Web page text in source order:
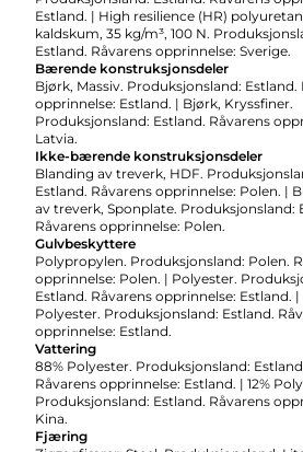
Estland. | High resilience (HR) polyuretan
kaldskum, 35 kg/m³, 100 N.
Estland. Råvarens opprinnelse: Sverige.
Bærende konstruksjonsdeler
Bjørk, Massiv. Produksjonsland: Estland.
opprinnelse: Estland. | Bjørk, Kryssfiner.
Produksjonsland: Estland. Råvarens
Latvia.
Ikke-bærende konstruksjonsdeler
Blanding av treverk, HDF.
Estland. Råvarens opprinnelse: Polen. |
av treverk, Sponplate. Produksjonsland:
Råvarens opprinnelse: Polen.
Gulvbeskyttere
Polypropylen. Produksjonsland: Polen.
opprinnelse: Polen. | Polyester.
Estland. Råvarens opprinnelse: Estland. |
Polyester. Produksjonsland: Estland.
opprinnelse: Estland.
Vattering
88% Polyester. Produksjonsland:
Råvarens opprinnelse: Estland. | 12%
Produksjonsland: Estland. Råvarens
Kina.
Fjæring